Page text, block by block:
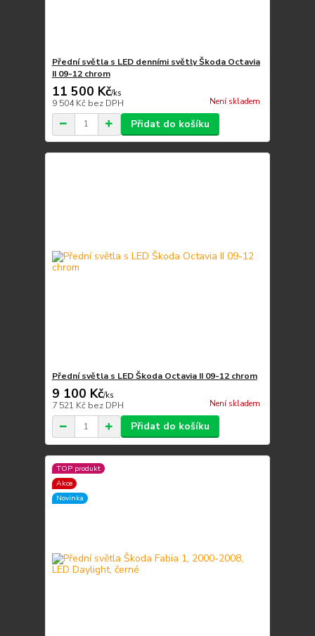
Přední světla s LED denními světly Škoda Octavia
II 09-12 chrom
11 500 Kč/ks
9 504 Kč bez DPH Není skladem
Přidat do košíku
Přední světla s LED Škoda Octavia II 09-12 chrom
9 100 Kč/ks
7 521 Kč bez DPH Není skladem
Přidat do košíku
TOP produkt
Akce
Novinka